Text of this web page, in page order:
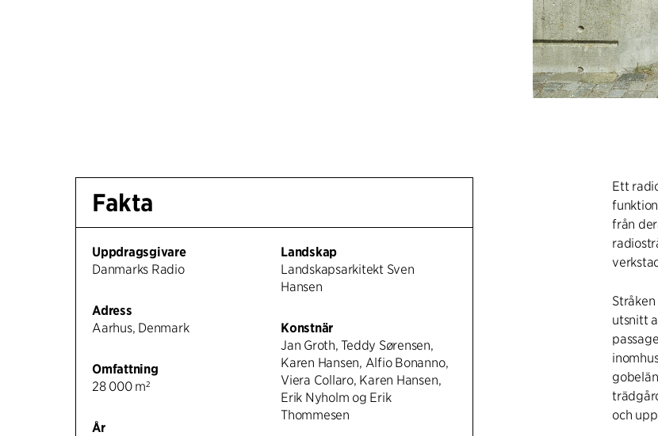
Fakta
Uppdragsgivare
Danmarks Radio
Adress
Aarhus, Denmark
Omfattning
28 000 m²
År
Landskap
Landskapsarkitekt Sven
Hansen
Konstnär
Jan Groth, Teddy Sørensen,
Karen Hansen, Alfio Bonanno,
Viera Collaro, Karen Hansen,
Erik Nyholm og Erik
Thommesen
Ett
från
utsnitt
och